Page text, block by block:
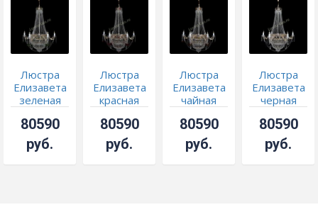
Люстра
Елизавета
зеленая
80590
руб.
Люстра
Елизавета
красная
80590
руб.
Люстра
Елизавета
чайная
80590
руб.
Люстра
Елизавета
черная
80590
руб.